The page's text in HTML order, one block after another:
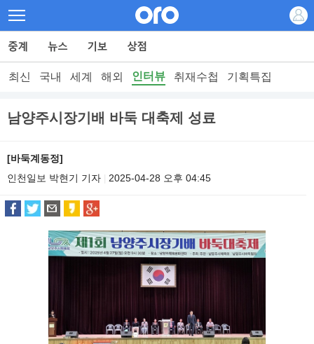
최신 국내 세계 해외 인터뷰 취재수첩 기획특집
남양주시장기배 바둑 대축제 성료
[바둑계동정]
인천일보 박현기 기자
2025-04-28 오후 04:45